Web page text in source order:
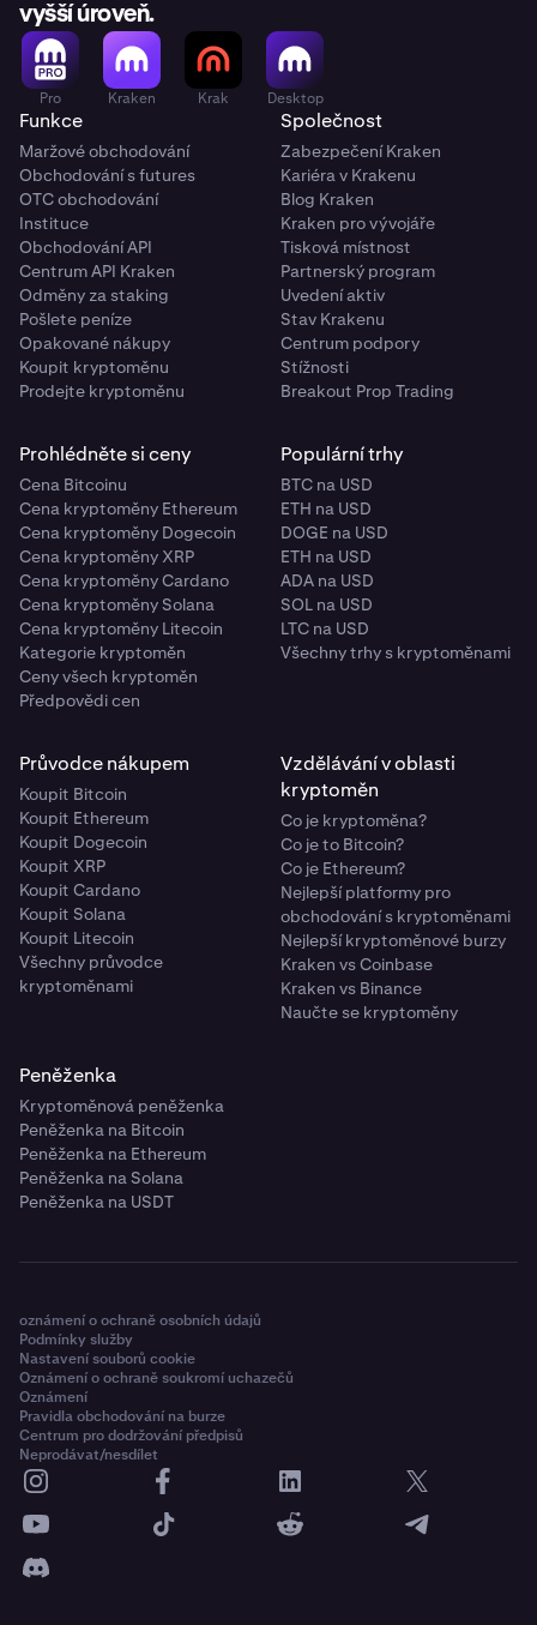
vyšší úroveň.
Pro Kraken Krak Desktop
Funkce
Maržové obchodování
Obchodování s futures
OTC obchodování
Instituce
Obchodování API
Centrum API Kraken
Odměny za staking
Pošlete peníze
Opakované nákupy
Koupit kryptoměnu
Prodejte kryptoměnu
Společnost
Zabezpečení Kraken
Kariéra v Krakenu
Blog Kraken
Kraken pro vývojáře
Tisková místnost
Partnerský program
Uvedení aktiv
Stav Krakenu
Centrum podpory
Stížnosti
Breakout Prop Trading
Prohlédněte si ceny
Cena Bitcoinu
Cena kryptoměny Ethereum
Cena kryptoměny Dogecoin
Cena kryptoměny XRP
Cena kryptoměny Cardano
Cena kryptoměny Solana
Cena kryptoměny Litecoin
Kategorie kryptoměn
Ceny všech kryptoměn
Předpovědi cen
Populární trhy
BTC na USD
ETH na USD
DOGE na USD
ETH na USD
ADA na USD
SOL na USD
LTC na USD
Všechny trhy s kryptoměnami
Průvodce nákupem
Koupit Bitcoin
Koupit Ethereum
Koupit Dogecoin
Koupit XRP
Koupit Cardano
Koupit Solana
Koupit Litecoin
Všechny průvodce
kryptoměnami
Vzdělávání v oblasti
kryptoměn
Co je kryptoměna?
Co je to Bitcoin?
Co je Ethereum?
Nejlepší platformy pro
obchodování s kryptoměnami
Nejlepší kryptoměnové burzy
Kraken vs Coinbase
Kraken vs Binance
Naučte se kryptoměny
Peněženka
Kryptoměnová peněženka
Peněženka na Bitcoin
Peněženka na Ethereum
Peněženka na Solana
Peněženka na USDT
oznámení o ochraně osobních údajů
Podmínky služby
Nastavení souborů cookie
Oznámení o ochraně soukromí uchazečů
Oznámení
Pravidla obchodování na burze
Centrum pro dodržování předpisů
Neprodávat/nesdílet